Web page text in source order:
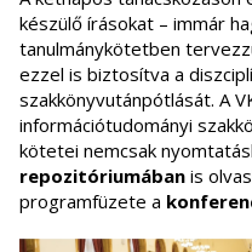
készülő írásokat – immár
tanulmánykötetben
ezzel is biztosítva a
szakkönyvutánpótlását. A
információtudományi
kötetei nemcsak
repozitóriumában is
programfüzete a